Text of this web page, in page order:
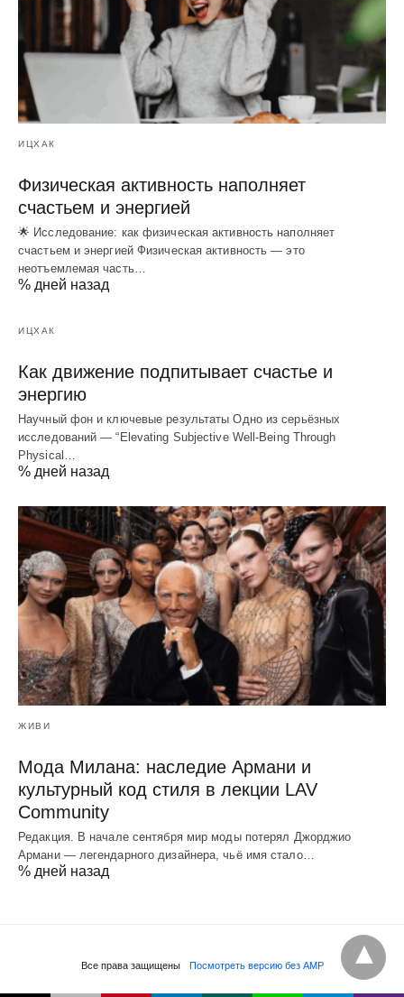
ИЦХАК
Физическая активность наполняет
счастьем и энергией
🌟 Исследование: как физическая активность наполняет
счастьем и энергией Физическая активность — это
неотъемлемая часть…
% дней назад
ИЦХАК
Как движение подпитывает счастье и
энергию
Научный фон и ключевые результаты Одно из серьёзных
исследований — “Elevating Subjective Well‑Being Through
Physical…
% дней назад
ЖИВИ
Мода Милана: наследие Армани и
культурный код стиля в лекции LAV
Community
Редакция. В начале сентября мир моды потерял Джорджио
Армани — легендарного дизайнера, чьё имя стало…
% дней назад
Все права защищены Посмотреть версию без AMP